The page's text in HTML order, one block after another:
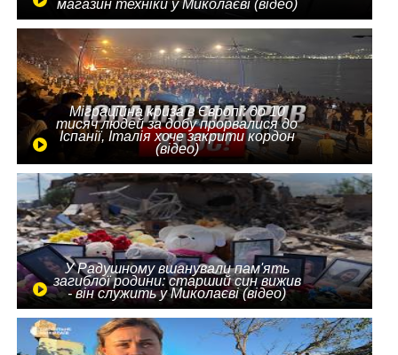
магазин техніки у Миколаєві (відео)
Міграційна криза в Європі: до 10
тисяч людей за добу прорвалися до
Іспанії, Італія хоче закрити кордон
(відео)
У Радушному вшанували пам'ять
загиблої родини: старший син вижив
- він служить у Миколаєві (відео)